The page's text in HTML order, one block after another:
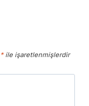
*ile işaretlenmişlerdir